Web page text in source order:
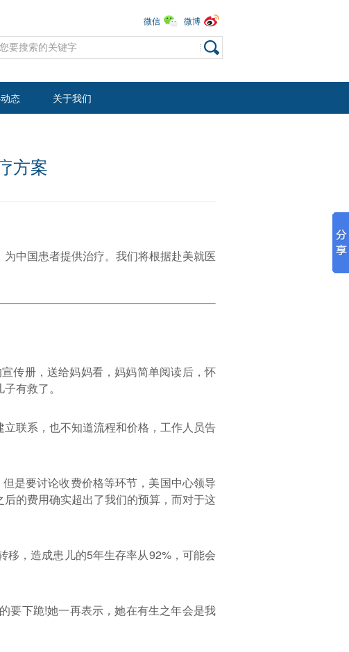
微信 微博
态 关于我们
方案
中国患者提供治疗。我们将根据赴美就医
传册，送给妈妈看，妈妈简单阅读后，怀
有救了。
联系，也不知道流程和价格，工作人员告
是要讨论收费价格等环节，美国中心领导
后的费用确实超出了我们的预算，而对于这
移，造成患儿的5年生存率从92%，可能会
要下跪!她一再表示，她在有生之年会是我